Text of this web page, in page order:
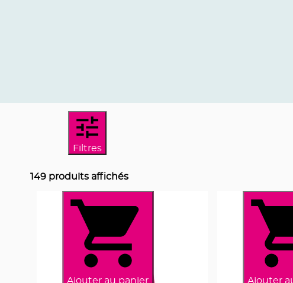
Filtres
149 produits affichés
Ajouter au panier Ajouter